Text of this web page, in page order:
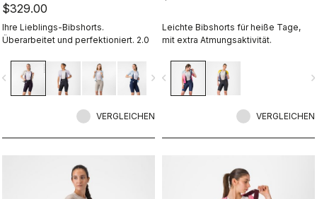
$329.00
Ihre Lieblings-Bibshorts.
Überarbeitet und perfektioniert. 2.0
navigate_next
VERGLEICHEN
Leichte Bibshorts für heiße Tage,
mit extra Atmungsaktivität.
navigate_before
VERGLEICHEN